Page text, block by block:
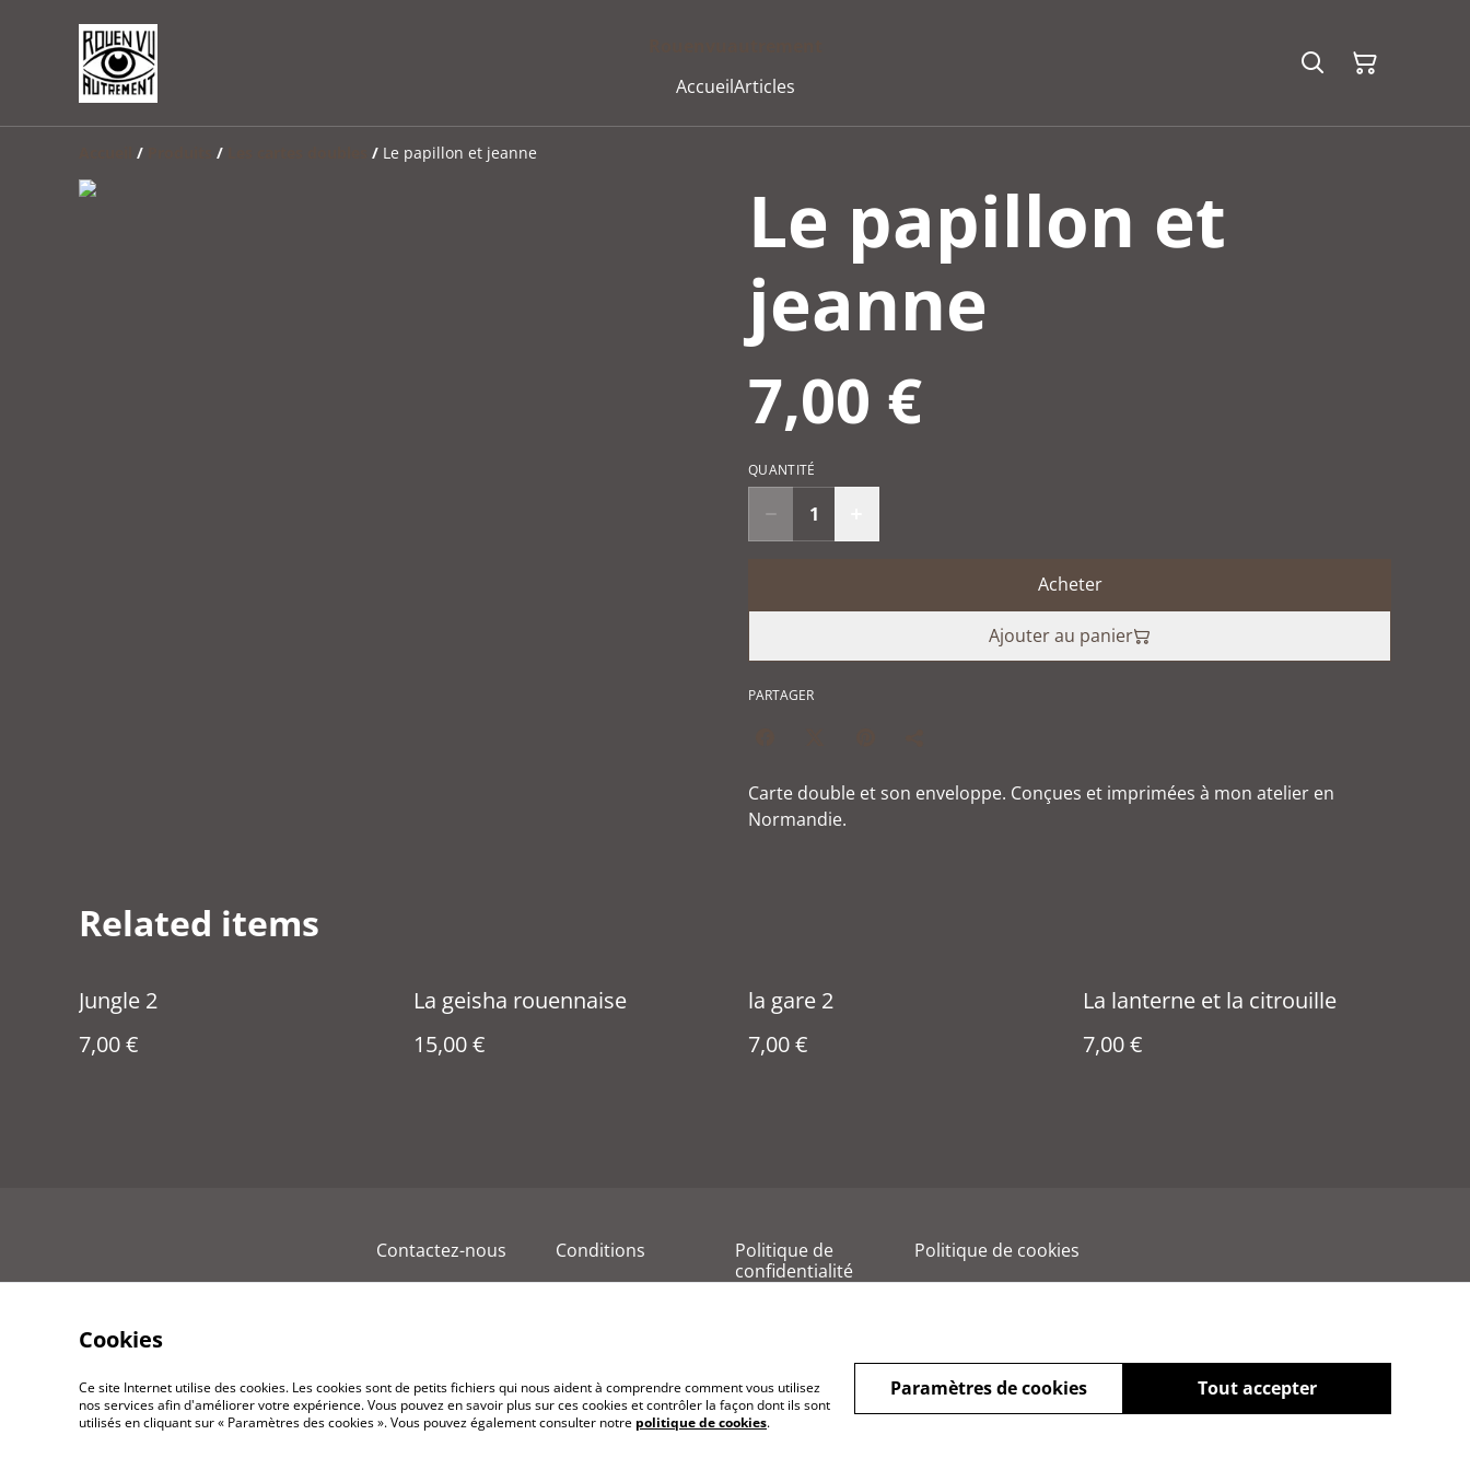
AccueilArticles
/ / / Le papillon et jeanne
Le papillon et
jeanne
7,00 €
QUANTITÉ
Acheter
Ajouter au panier
PARTAGER
Carte double et son enveloppe. Conçues et imprimées à mon atelier en
Normandie.
Related items
Jungle 2
7,00 €
La geisha rouennaise
15,00 €
la gare 2
7,00 €
La lanterne et la citrouille
7,00 €
Contactez-nous Conditions
Politique de
confidentialité
Politique de cookies
©2026 Rouenvuautrement
Cookies
Ce site Internet utilise des cookies. Les cookies sont de petits fichiers qui nous aident à comprendre comment vous utilisez
nos services afin d'améliorer votre expérience. Vous pouvez en savoir plus sur ces cookies et contrôler la façon dont ils sont
utilisés en cliquant sur « Paramètres des cookies ». Vous pouvez également consulter notre politique de cookies.
Tout accepter
Paramètres de cookies